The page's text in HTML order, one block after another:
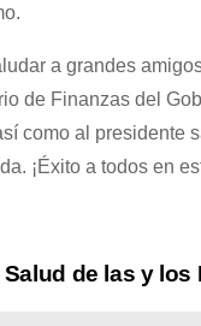
a grandes
de Finanzas del
como al presidente
¡Éxito a todos en
Salud de las y los